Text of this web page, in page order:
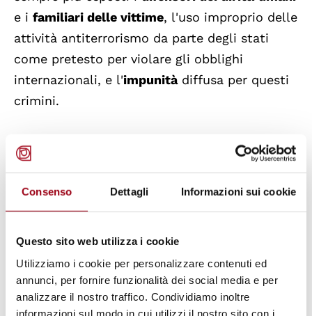
Consenso Dettagli Informazioni sui cookie
Questo sito web utilizza i cookie
Utilizziamo i cookie per personalizzare contenuti ed
annunci, per fornire funzionalità dei social media e per
analizzare il nostro traffico. Condividiamo inoltre
informazioni sul modo in cui utilizzi il nostro sito con i
e i familiari delle vittime, l'uso improprio delle
attività antiterrorismo da parte degli stati
come pretesto per violare gli obblighi
internazionali, e l'impunitàdiffusa per questi
crimini.
Le conseguenze della sparizione forzata
coinvolgono una
che
vanno dal singolo individuo alla collettività.
stato di diritto e privata di ogni tutela,
rendendola così estremamente vulnerabile a
gravi violenze fisiche e psicologiche da parte
dei perpetratori del crimine. I